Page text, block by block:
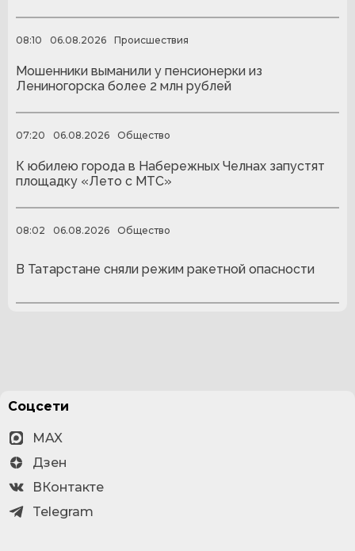
08:10 06.08.2026 Происшествия
Мошенники выманили у пенсионерки из
Лениногорска более 2 млн рублей
07:20 06.08.2026 Общество
К юбилею города в Набережных Челнах запустят
площадку «Лето с МТС»
08:02 06.08.2026 Общество
В Татарстане сняли режим ракетной опасности
Соцсети
MAX
Дзен
ВКонтакте
Telegram